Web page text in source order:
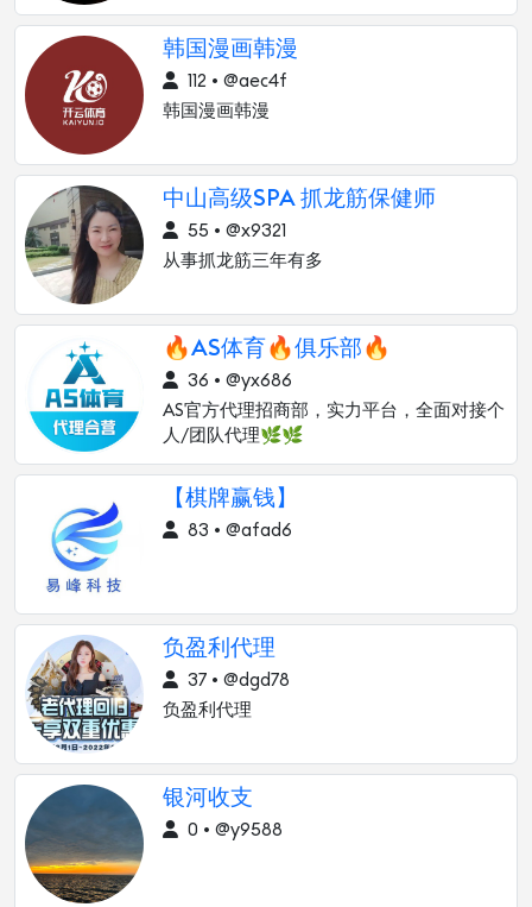
韩国漫画韩漫
112 • @aec4f
韩国漫画韩漫
中山高级SPA 抓龙筋保健师
55 • @x9321
从事抓龙筋三年有多
🔥AS体育🔥俱乐部🔥
36 • @yx686
AS官方代理招商部，实力平台，全面对接个
人/团队代理🌿🌿
【棋牌赢钱】
83 • @afad6
负盈利代理
37 • @dgd78
负盈利代理
银河收支
0 • @y9588